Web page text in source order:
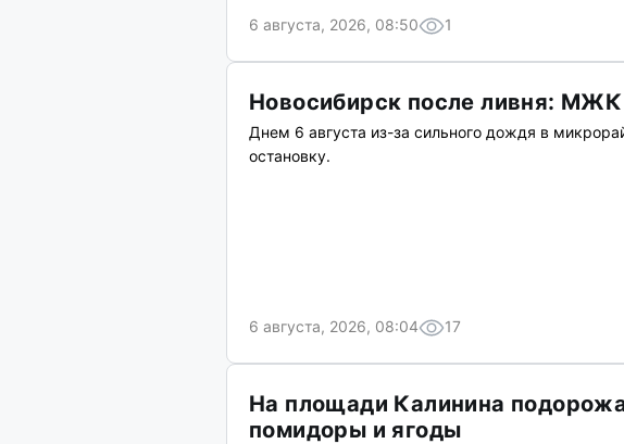
6 августа, 2026, 08:50 1
Новосибирск после ливня:
Днем 6 августа из-за сильного дождя в
остановку.
6 августа, 2026, 08:04 17
На площади Калинина
помидоры и ягоды